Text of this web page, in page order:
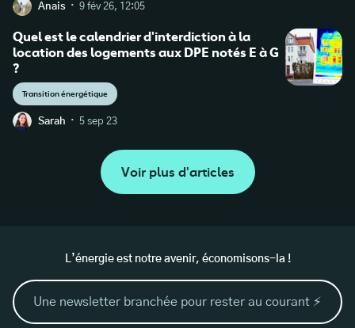
Anais · 9 fév 26, 12:05
Quel est le calendrier d'interdiction à la
location des logements aux DPE notés E à G
?
Transition énergétique
Sarah · 5 sep 23
Voir plus d'articles
L’énergie est notre avenir, économisons-la !